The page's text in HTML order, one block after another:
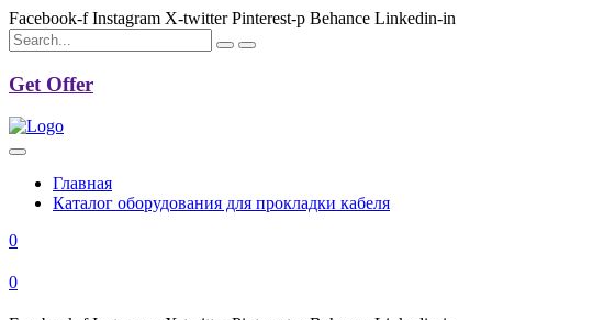
Facebook-f Instagram X-twitter Pinterest-p Behance Linkedin-in
Get Offer
Главная
Каталог оборудования для прокладки кабеля
0
0